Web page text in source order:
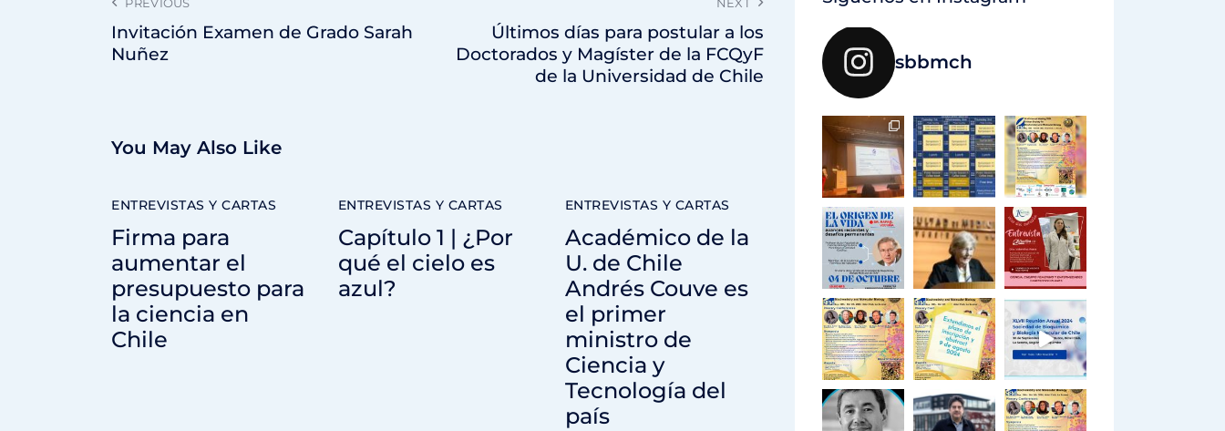
Invitación Examen de Grado Sarah
Nuñez
Últimos días para postular a los
Doctorados y Magíster de la FCQyF
de la Universidad de Chile
You May Also Like
ENTREVISTAS Y CARTAS
Firma para
aumentar el
presupuesto para
la ciencia en
Chile
ENTREVISTAS Y CARTAS
Capítulo 1 | ¿Por
qué el cielo es
azul?
ENTREVISTAS Y CARTAS
Académico de la
U. de Chile
Andrés Couve es
el primer
ministro de
Ciencia y
Tecnología del
país
sbbmch